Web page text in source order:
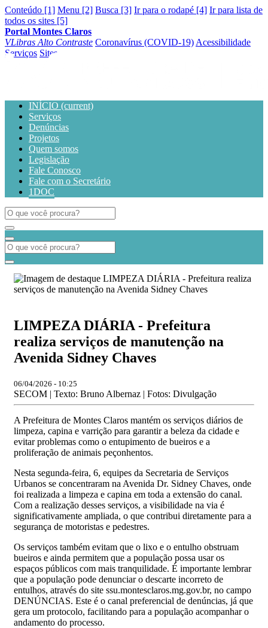
Conteúdo [1] Menu [2] Busca [3] Ir para o rodapé [4] Ir para lista de
todos os sites [5]
Portal Montes Claros
VLibras Alto Contraste Coronavírus (COVID-19) Acessibilidade
Serviços Sites
INÍCIO (current)
Serviços
Denúncias
Projetos
Quem somos
Legislação
Fale Conosco
Fale com o Secretário
1DOC
LIMPEZA DIÁRIA - Prefeitura
realiza serviços de manutenção na
Avenida Sidney Chaves
06/04/2026 - 10:25
SECOM | Texto: Bruno Albernaz | Fotos: Divulgação
A Prefeitura de Montes Claros mantém os serviços diários de
limpeza, capina e varrição para garantir a beleza da cidade e
evitar problemas como o entupimento de bueiros e a
proliferação de animais peçonhentos.
Nesta segunda-feira, 6, equipes da Secretaria de Serviços
Urbanos se concentraram na Avenida Dr. Sidney Chaves, onde
foi realizada a limpeza e capina em toda a extensão do canal.
Com a realização desses serviços, a visibilidade na via é
significativamente ampliada, o que contribui diretamente para a
segurança de motoristas e pedestres.
Os serviços também evitam que o lixo e o entulho obstruam
bueiros e ainda permitem que a população possa usar os
espaços públicos com mais tranquilidade. É importante lembrar
que a população pode denunciar o descarte incorreto de
entulhos, através do site ssu.montesclaros.mg.gov.br, no campo
DENÚNCIAS. Este é o canal preferencial de denúncias, já que
gera um protocolo, facilitando para a população acompanhar o
andamento do processo.